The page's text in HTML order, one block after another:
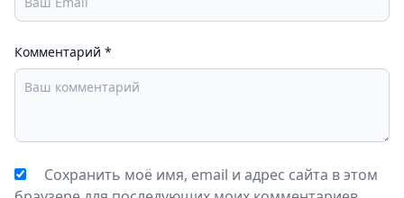
Комментарий *
Сохранить моё имя, email и адрес сайта в этом